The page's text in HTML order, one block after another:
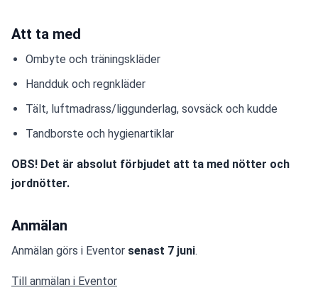
Att ta med
Ombyte och träningskläder
Handduk och regnkläder
Tält, luftmadrass/liggunderlag, sovsäck och kudde
Tandborste och hygienartiklar
OBS! Det är absolut förbjudet att ta med nötter och
jordnötter.
Anmälan
Anmälan görs i Eventor senast 7 juni.
Till anmälan i Eventor